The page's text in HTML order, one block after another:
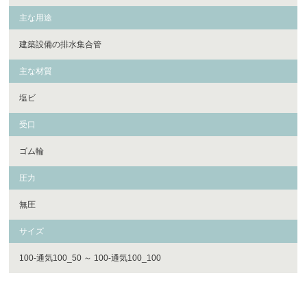
主な用途
建築設備の排水集合管
主な材質
塩ビ
受口
ゴム輪
圧力
無圧
サイズ
100-通気100_50 ～ 100-通気100_100